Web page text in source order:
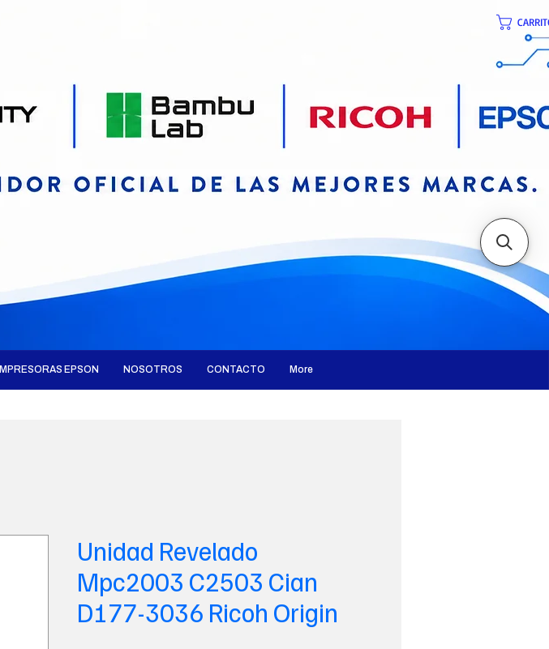
IMPRESORAS EPSON NOSOTROS CONTACTO More
Unidad Revelado
Mpc2003 C2503 Cian
D177-3036 Ricoh Origin